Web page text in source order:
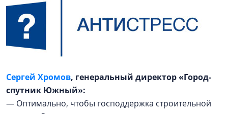
Сергей Хромов, генеральный директор «Город-
спутник Южный»:
— Оптимально, чтобы господдержка строительной